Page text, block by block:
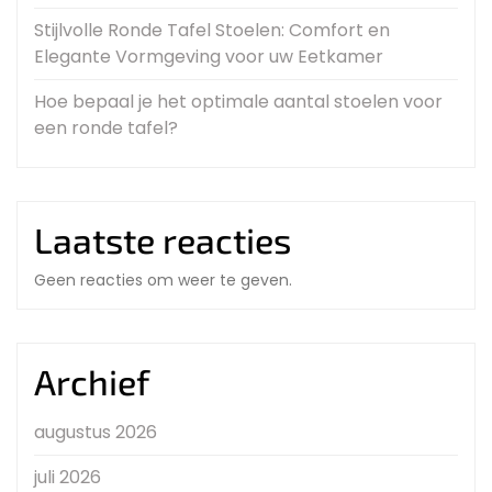
Stijlvolle Ronde Tafel Stoelen: Comfort en
Elegante Vormgeving voor uw Eetkamer
Hoe bepaal je het optimale aantal stoelen voor
een ronde tafel?
Laatste reacties
Geen reacties om weer te geven.
Archief
augustus 2026
juli 2026